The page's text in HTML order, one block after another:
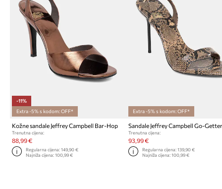
-11%
Extra -5% s kodom: OFF*
Kožne sandale Jeffrey Campbell Bar-Hop
Trenutna cijena:
88,99 €
Regularna cijena:149,90 €
Najniža cijena:100,99 €
Extra -5% s kodom: OFF*
Sandale Jeffrey Campbell Go-
Trenutna cijena:
93,99 €
Regularna cijena: 139,90 €
Najniža cijena: 100,99 €